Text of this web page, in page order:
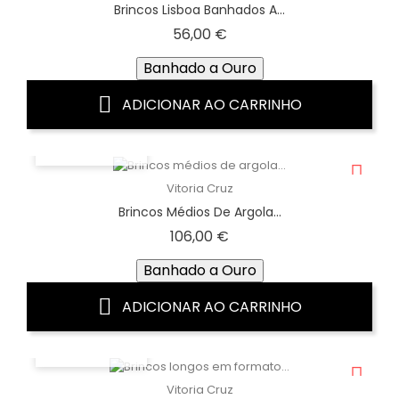
Brincos Lisboa Banhados A...
56,00 €Preço
Banhado a Ouro
ADICIONAR AO CARRINHO
Vitoria Cruz
Brincos Médios De Argola...
106,00 €
Banhado a Ouro
ADICIONAR AO CARRINHO
Vitoria Cruz